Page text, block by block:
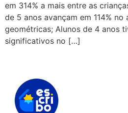
em 314% a mais entre as
de 5 anos avançam em 114%
geométricas; Alunos de 4 anos
significativos no […]